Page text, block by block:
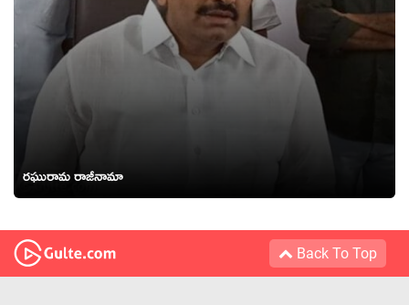
రఘురామ రాజీనామా
Back To Top